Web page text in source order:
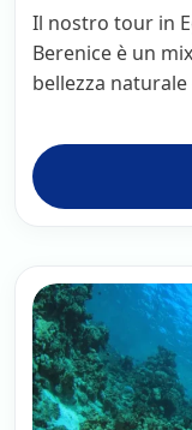
Il nostro tour in
Berenice è un
bellezza